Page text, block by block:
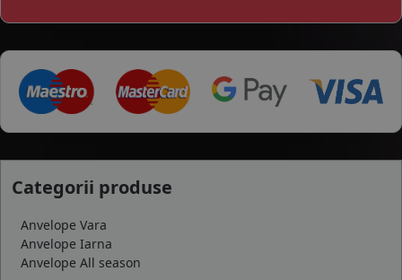
Categorii produse
Anvelope Vara
Anvelope Iarna
Anvelope All season